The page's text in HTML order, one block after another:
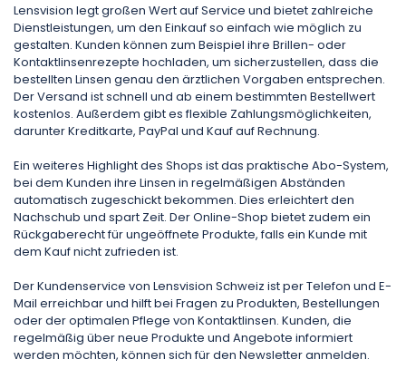
Lensvision legt großen Wert auf Service und bietet zahlreiche
Dienstleistungen, um den Einkauf so einfach wie möglich zu
gestalten. Kunden können zum Beispiel ihre Brillen- oder
Kontaktlinsenrezepte hochladen, um sicherzustellen, dass die
bestellten Linsen genau den ärztlichen Vorgaben entsprechen.
Der Versand ist schnell und ab einem bestimmten Bestellwert
kostenlos. Außerdem gibt es flexible Zahlungsmöglichkeiten,
darunter Kreditkarte, PayPal und Kauf auf Rechnung.
Ein weiteres Highlight des Shops ist das praktische Abo-System,
bei dem Kunden ihre Linsen in regelmäßigen Abständen
automatisch zugeschickt bekommen. Dies erleichtert den
Nachschub und spart Zeit. Der Online-Shop bietet zudem ein
Rückgaberecht für ungeöffnete Produkte, falls ein Kunde mit
dem Kauf nicht zufrieden ist.
Der Kundenservice von Lensvision Schweiz ist per Telefon und E-
Mail erreichbar und hilft bei Fragen zu Produkten, Bestellungen
oder der optimalen Pflege von Kontaktlinsen. Kunden, die
regelmäßig über neue Produkte und Angebote informiert
werden möchten, können sich für den Newsletter anmelden.